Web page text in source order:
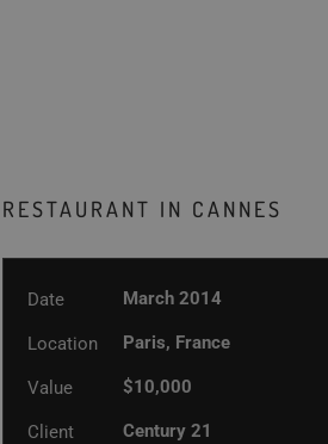
RESTAURANT IN CANNES
Date March 2014
Location Paris, France
Value $10,000
Client Century 21